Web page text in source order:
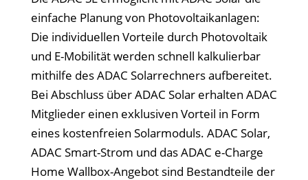
einfache Planung von Photovoltaikanlagen:
Die individuellen Vorteile durch Photovoltaik
und E-Mobilität werden schnell kalkulierbar
mithilfe des ADAC Solarrechners aufbereitet.
Bei Abschluss über ADAC Solar erhalten ADAC
Mitglieder einen exklusiven Vorteil in Form
eines kostenfreien Solarmoduls. ADAC Solar,
ADAC Smart-Strom und das ADAC e-Charge
Home Wallbox-Angebot sind Bestandteile der